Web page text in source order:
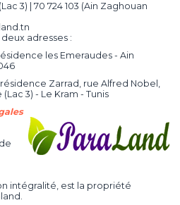
3) | 70 724 103 (Ain Zaghouan
adresses :
les Emeraudes - Ain
résidence Zarrad, rue Alfred Nobel,
3) - Le Kram - Tunis
intégralité, est la propriété